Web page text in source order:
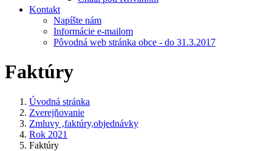
Kontakt
Napíšte nám
Informácie e-mailom
Pôvodná web stránka obce - do 31.3.2017
Faktúry
Úvodná stránka
Zverejňovanie
Zmluvy ,faktúry,objednávky
Rok 2021
Faktúry